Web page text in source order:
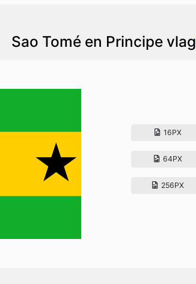
Sao Tomé en Principe vlag
16PX
64PX
256PX